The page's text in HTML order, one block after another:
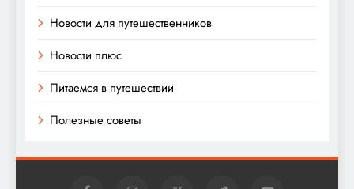
Новости для путешественников
Новости плюс
Питаемся в путешествии
Полезные советы